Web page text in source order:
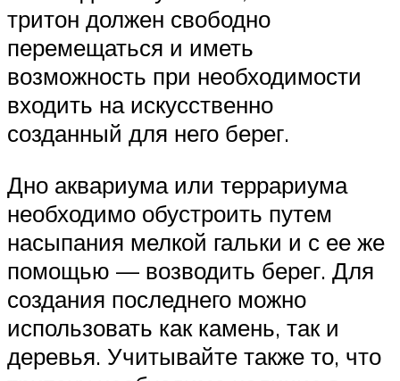
тритон должен свободно
перемещаться и иметь
возможность при необходимости
входить на искусственно
созданный для него берег.
Дно аквариума или террариума
необходимо обустроить путем
насыпания мелкой гальки и с ее же
помощью — возводить берег. Для
создания последнего можно
использовать как камень, так и
деревья. Учитывайте также то, что